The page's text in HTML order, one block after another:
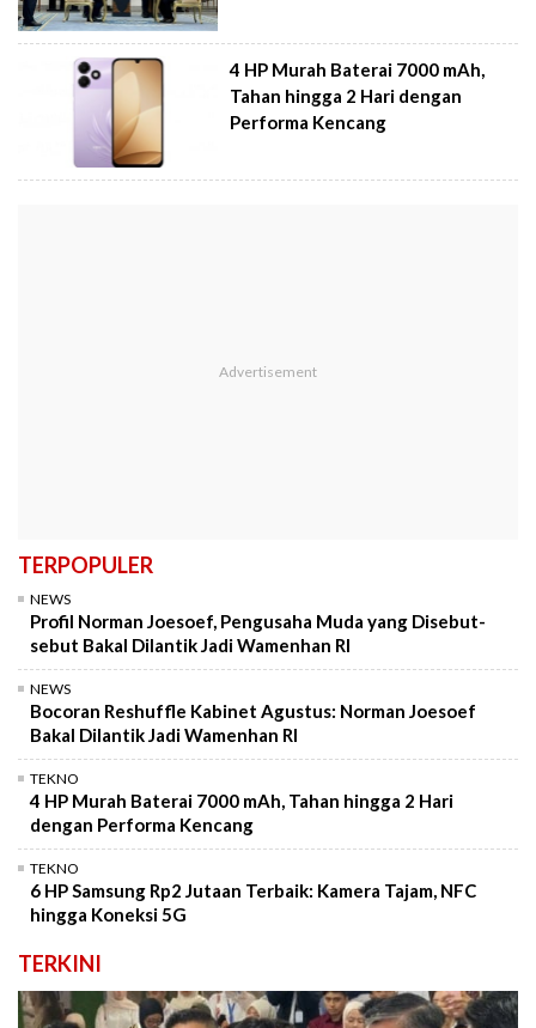
4 HP Murah Baterai 7000 mAh,
Tahan hingga 2 Hari dengan
Performa Kencang
TERPOPULER
NEWS
Profil Norman Joesoef, Pengusaha Muda yang Disebut-
sebut Bakal Dilantik Jadi Wamenhan RI
NEWS
Bocoran Reshuffle Kabinet Agustus: Norman Joesoef
Bakal Dilantik Jadi Wamenhan RI
TEKNO
4 HP Murah Baterai 7000 mAh, Tahan hingga 2 Hari
dengan Performa Kencang
TEKNO
6 HP Samsung Rp2 Jutaan Terbaik: Kamera Tajam, NFC
hingga Koneksi 5G
TERKINI